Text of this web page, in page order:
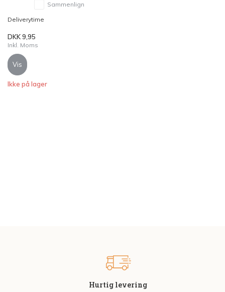
Sammenlign
Deliverytime
DKK 9,95
Inkl. Moms
Vis
Ikke på lager
Hurtig levering